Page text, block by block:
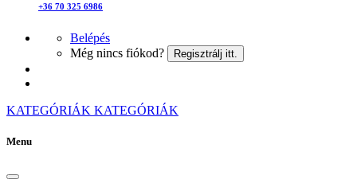
+36 70 325 6986
Belépés
Még nincs fiókod?
Regisztrálj itt.
KATEGÓRIÁK KATEGÓRIÁK
Menu